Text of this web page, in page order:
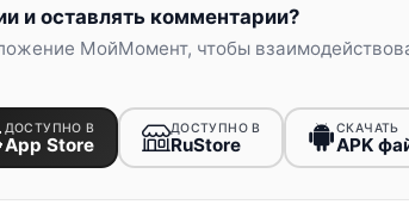
и оставлять комментарии?
МойМомент, чтобы
ДОСТУПНО В
App Store
ДОСТУПНО В
RuStore
СКАЧАТЬ
APK